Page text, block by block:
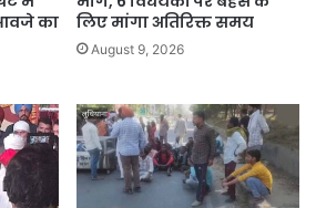
का
लिए मांगा अतिरिक्त समय
August 9, 2026